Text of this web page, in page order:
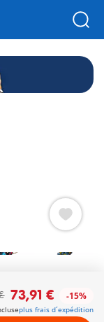
2 à 4 jours
73,91 € -15%
plus frais d´expédition